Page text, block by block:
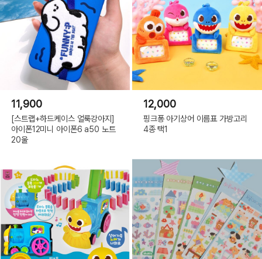
11,900
[스트랩+하드케이스 얼룩강아지]
아이폰12미니 아이폰6 a50 노트
20울
12,000
핑크퐁 아기상어 이름표 가방고리
4종 택1